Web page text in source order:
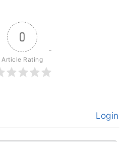
0
Article Rating
Login